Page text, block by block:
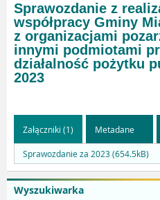
Wyszukiwarka
Sprawozdanie z
współpracy Gminy
z organizacjami
innymi podmiotami
działalność pożytku
2023
Załączniki (1) Metadane
Sprawozdanie za 2023 (654.5kB)